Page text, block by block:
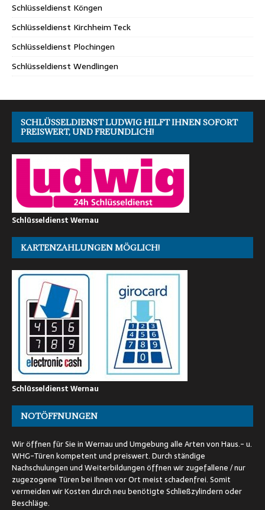
Schlüsseldienst Köngen
Schlüsseldienst Kirchheim Teck
Schlüsseldienst Plochingen
Schlüsseldienst Wendlingen
SCHLÜSSELDIENST LUDWIG HILFT IHNEN SOFORT
PREISWERT, UND FREUNDLICH!
Schlüsseldienst Wernau
KARTENZAHLUNGEN MÖGLICH!
Schlüsseldienst Wernau
NOTÖFFNUNGEN
Wir öffnen für Sie in Wernau und Umgebung alle Arten von Haus.- u.
WHG-Türen kompetent und preiswert. Durch ständige
Nachschulungen und Weiterbildungen öffnen wir zugefallene / nur
zugezogene Türen bei Ihnen vor Ort meist schadenfrei. Somit
vermeiden wir Kosten durch neu benötigte Schließzylindern oder
Beschläge.